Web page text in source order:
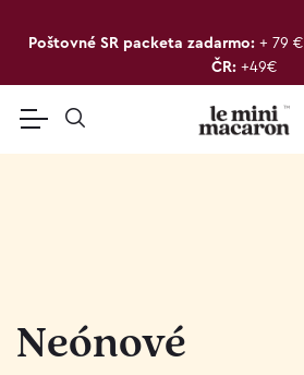
Poštovné SR packeta zadarmo: + 79 €
ČR: +49€
Neónové